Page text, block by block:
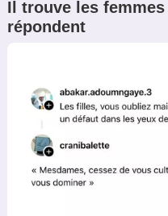
Il trouve les
répondent